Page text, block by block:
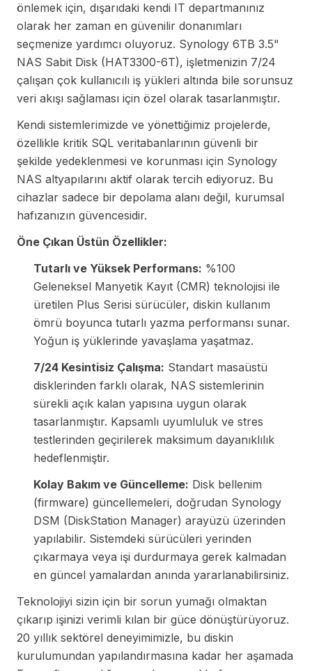
önlemek için, dışarıdaki kendi IT departmanınız
olarak her zaman en güvenilir donanımları
seçmenize yardımcı oluyoruz. Synology 6TB 3.5"
NAS Sabit Disk (HAT3300-6T), işletmenizin 7/24
çalışan çok kullanıcılı iş yükleri altında bile sorunsuz
veri akışı sağlaması için özel olarak tasarlanmıştır.
Kendi sistemlerimizde ve yönettiğimiz projelerde,
özellikle kritik SQL veritabanlarının güvenli bir
şekilde yedeklenmesi ve korunması için Synology
NAS altyapılarını aktif olarak tercih ediyoruz. Bu
cihazlar sadece bir depolama alanı değil, kurumsal
hafızanızın güvencesidir.
Öne Çıkan Üstün Özellikler:
Tutarlı ve Yüksek Performans: %100
Geleneksel Manyetik Kayıt (CMR) teknolojisi ile
üretilen Plus Serisi sürücüler, diskin kullanım
ömrü boyunca tutarlı yazma performansı sunar.
Yoğun iş yüklerinde yavaşlama yaşatmaz.
7/24 Kesintisiz Çalışma: Standart masaüstü
disklerinden farklı olarak, NAS sistemlerinin
sürekli açık kalan yapısına uygun olarak
tasarlanmıştır. Kapsamlı uyumluluk ve stres
testlerinden geçirilerek maksimum dayanıklılık
hedeflenmiştir.
Kolay Bakım ve Güncelleme: Disk bellenim
(firmware) güncellemeleri, doğrudan Synology
DSM (DiskStation Manager) arayüzü üzerinden
yapılabilir. Sistemdeki sürücüleri yerinden
çıkarmaya veya işi durdurmaya gerek kalmadan
en güncel yamalardan anında yararlanabilirsiniz.
Teknolojiyi sizin için bir sorun yumağı olmaktan
çıkarıp işinizi verimli kılan bir güce dönüştürüyoruz.
20 yıllık sektörel deneyimimizle, bu diskin
kurulumundan yapılandırmasına kadar her aşamada